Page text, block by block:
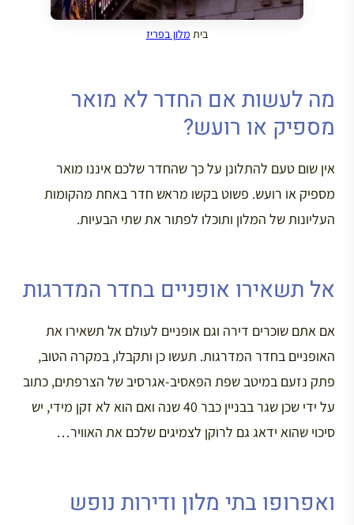
בית מלון בפריז
מה לעשות אם החדר לא מואר
מספיק או רועש?
אין שום טעם להתלונן על כך שהחדר שלכם איננו מואר
מספיק או רועש. פשוט בקשו מראש חדר באחת מהקומות
העליונות של המלון ותוכלו לפתור את שתי הבעיות.
אל תשאירו אופניים בחדר המדרגות
אם אתם שוכרים דירה וגם אופניים לעולם אל תשאירו את
האופניים בחדר המדרגות. תעשו כן ותקבלו, במקרה הטוב,
פתק נזעם במיטב שפת הפאסיב-אגרסיב של הצרפתים, כתוב
על ידי שכן שגר בבניין כבר 40 שנה ואם הוא לא זקן מידי, יש
סיכוי שהוא ידאג גם לרוקן לצמיגים שלכם את האוויר…
ואפרופו בתי מלון ודירות נופש